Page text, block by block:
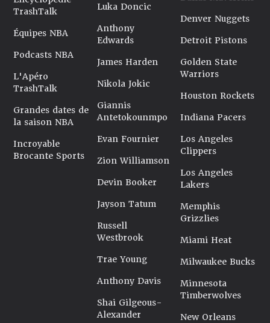
TrashTalk
Équipes NBA
Podcasts NBA
L'Apéro
TrashTalk
Grandes dates de
la saison NBA
Incroyable
Brocante Sports
Luka Doncic
Anthony
Edwards
James Harden
Nikola Jokic
Giannis
Antetokounmpo
Evan Fournier
Zion Williamson
Devin Booker
Jayson Tatum
Russell
Westbrook
Trae Young
Anthony Davis
Shai Gilgeous-
Alexander
Denver Nuggets
Detroit Pistons
Golden State
Warriors
Houston Rockets
Indiana Pacers
Los Angeles
Clippers
Los Angeles
Lakers
Memphis
Grizzlies
Miami Heat
Milwaukee Bucks
Minnesota
Timberwolves
New Orleans